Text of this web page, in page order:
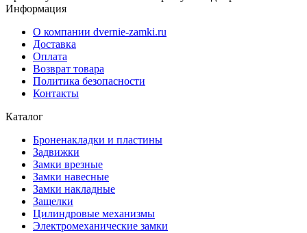
Информация
О компании dvernie-zamki.ru
Доставка
Оплата
Возврат товара
Политика безопасности
Контакты
Каталог
Броненакладки и пластины
Задвижки
Замки врезные
Замки навесные
Замки накладные
Защелки
Цилиндровые механизмы
Электромеханические замки